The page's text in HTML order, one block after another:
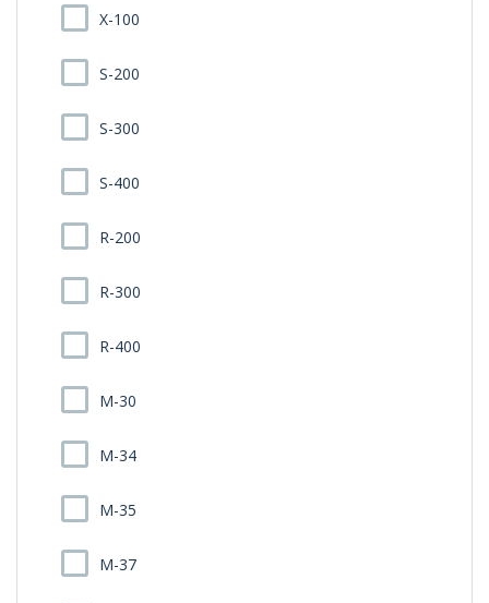
X-100
S-200
S-300
S-400
R-200
R-300
R-400
M-30
M-34
M-35
M-37